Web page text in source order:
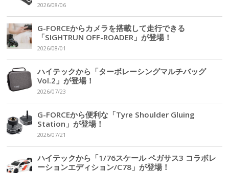
2026/08/06
G-FORCEからカメラを搭載して走行できる
「SIGHTRUN OFF-ROADER」が登場！
2026/08/01
ハイテックから「ターボレーシングマルチバッグ
Vol.2」が登場！
2026/07/23
G-FORCEから便利な「Tyre Shoulder Gluing
Station」が登場！
2026/07/21
ハイテックから「1/76スケール ペガサス3 コラボレ
ーションエディション/C78」が登場！